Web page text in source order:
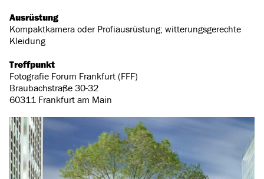
Ausrüstung
Kompaktkamera oder Profiausrüstung; witterungsgerechte
Kleidung
Treffpunkt
Fotografie Forum Frankfurt (FFF)
Braubachstraße 30-32
60311 Frankfurt am Main